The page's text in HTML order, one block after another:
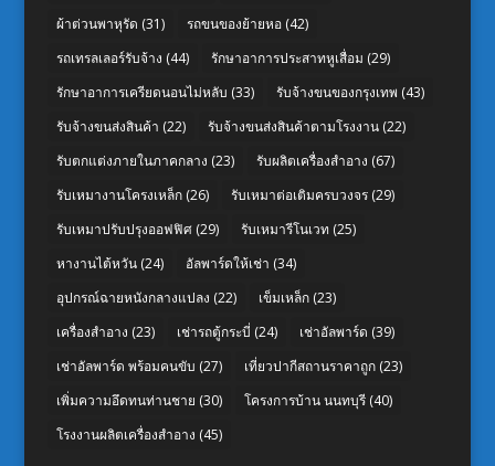
ผ้าต่วนพาหุรัด (31) รถขนของย้ายหอ(42)
รถเทรลเลอร์รับจ้าง (44) รักษาอาการประสาทหูเสื่อม (29)
รักษาอาการเครียดนอนไม่หลับ (33) รับจ้างขนของกรุงเทพ (43)
รับจ้างขนส่งสินค้า (22) รับจ้างขนส่งสินค้าตามโรงงาน(22)
รับตกแต่งภายในภาคกลาง (23) รับผลิตเครื่องสำอาง (67)
รับเหมางานโครงเหล็ก(26) รับเหมาต่อเติมครบวงจร(29)
รับเหมาปรับปรุงออฟฟิศ(29) รับเหมารีโนเวท (25)
หางานไต้หวัน(24) อัลพาร์ดให้เช่า (34)
อุปกรณ์ฉายหนังกลางแปลง (22) เข็มเหล็ก(23)
เครื่องสำอาง (23) เช่ารถตู้กระบี่ (24) เช่าอัลพาร์ด (39)
เช่าอัลพาร์ด พร้อมคนขับ (27) เที่ยวปากีสถานราคาถูก(23)
เพิ่มความอึดทนท่านชาย (30) โครงการบ้าน นนทบุรี(40)
โรงงานผลิตเครื่องสำอาง (45)